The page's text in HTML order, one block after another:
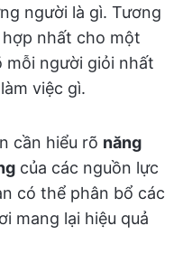
người là gì. Tương
nhất cho một
mỗi người giỏi nhất
việc gì.
cần hiểu rõ năng
của các nguồn lực
có thể phân bổ các
mang lại hiệu quả